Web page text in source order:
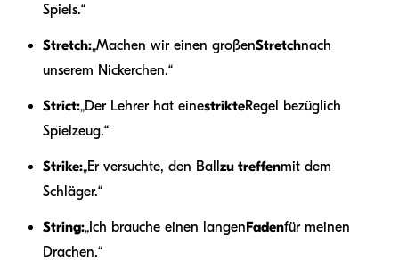
Spiels.“
Stretch:„Machen wir einen großenStretchnach
unserem Nickerchen.“
Strict:„Der Lehrer hat einestrikteRegel bezüglich
Spielzeug.“
Strike:„Er versuchte, den Ball zu treffenmit dem
Schläger.“
String:„Ich brauche einen langenFadenfür meinen
Drachen.“